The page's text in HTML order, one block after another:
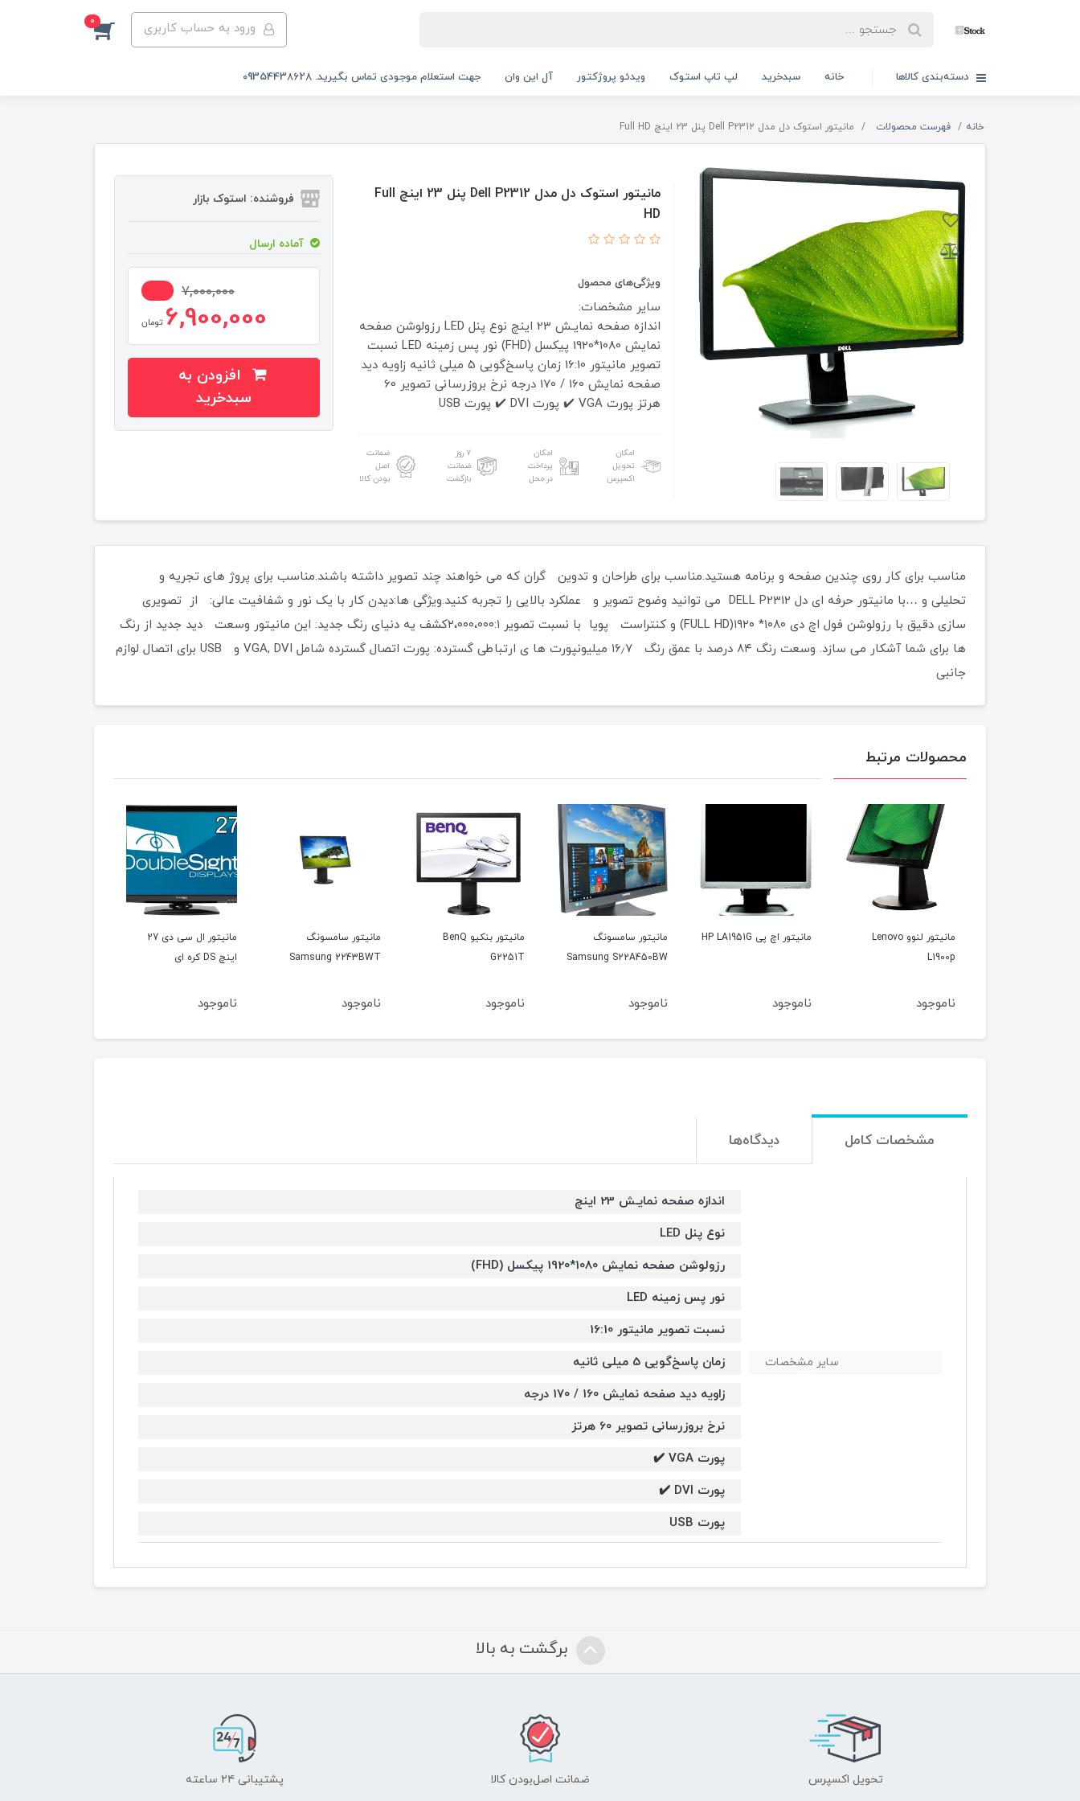
ورود به حساب کاربری 0
دسته‌بندی کالاها خانه سبدخرید لپ تاپ استوک ویدئو پروژکتور آل این وان جهت استعلام موجودی تماس بگیرید. 09354438628
خانه فهرست محصولات مانیتور استوک دل مدل Dell P2312 پنل 23 اینچ Full HD
مانیتور استوک دل مدل Dell P2312 پنل 23 اینچ Full
HD
ویژگی‌های محصول
سایر مشخصات:
اندازه صفحه نمایـش 23 اینچ
نوع پنل LED
رزولوشن صفحه
نمایش 1080*1920 پیکسل (FHD)
نور پس زمینه LED
نسبت
تصویر مانیتور 16:10
زمان پاسخ‌گویی 5 میلی ثانیه
زاویه دید
صفحه نمایش 160 / 170 درجه
نرخ بروزرسانی تصویر 60
هرتز پورت VGA ✔️ پورت DVI ✔️ پورت USB
امکان
تحویل
اکسپرس
امکان
پرداخت
در محل
۷ روز
ضمانت
بازگشت
ضمانت
اصل
بودن کالا
فروشنده: استوک بازار
آماده ارسال
7,000,000
6,900,000 تومان
افزودن به
سبدخرید
مناسب برای کار روی چندین صفحه و برنامه هستید.مناسب برای طراحان و تدوین گران که می خواهند چند تصویر داشته باشند.مناسب برای پروژ های تجریه و
تحلیلی و …با مانیتور حرفه ای دل DELL P2312 می توانید وضوح تصویر و عملکرد بالایی را تجربه کنید.ویژگی ها:دیدن کار با یک نور و شفافیت عالی: از تصویری
سازی دقیق با رزولوشن فول اچ دی ۱۰۸۰* ۱۹۲۰(FULL HD) و کنتراست پویا با نسبت تصویر ۲،۰۰۰،۰۰۰:۱کشف یه دنیای رنگ جدید: این مانیتور وسعت دید جدید از رنگ
ها برای شما آشکار می سازد. وسعت رنگ ۸۴ درصد با عمق رنگ ۱۶٫۷ میلیونپورت ها ی ارتباطی گسترده: پورت اتصال گسترده شامل VGA, DVI و USB برای اتصال لوازم
جانبی
محصولات مرتبط
مانیتور اچ پی HP LA1951G
ناموجود
مانیتور سامسونگ
ناموجود
مانیتور بنکیو BenQ
G2251T
ناموجود
مانیتور سامسونگ
Samsung 2243BWT
ناموجود
اینچ DS کره ای
ناموجود
مانیتور بنکیو BenQ
BL2211TM
ناموجود
مشخصات کامل دیدگاه‌ها
سایر مشخصات
اندازه صفحه نمایـش 23 اینچ
نوع پنل LED
رزولوشن صفحه نمایش 1080*1920 پیکسل (FHD)
نور پس زمینه LED
نسبت تصویر مانیتور 16:10
زمان پاسخ‌گویی 5 میلی ثانیه
زاویه دید صفحه نمایش 160 / 170 درجه
نرخ بروزرسانی تصویر 60 هرتز
پورت VGA ✔️
پورت DVI ✔️
پورت USB
برگشت به بالا
تحویل اکسپرس ضمانت اصل‌بودن کالا پشتیبانی ۲۴ ساعته